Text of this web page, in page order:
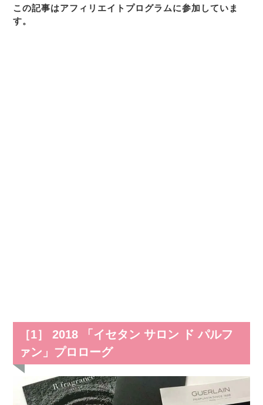
この記事はアフィリエイトプログラムに参加していま
す。
［1］ 2018 「イセタン サロン ド パルフ
ァン」プロローグ